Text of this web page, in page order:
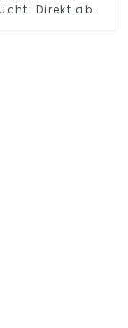
Direkt ab